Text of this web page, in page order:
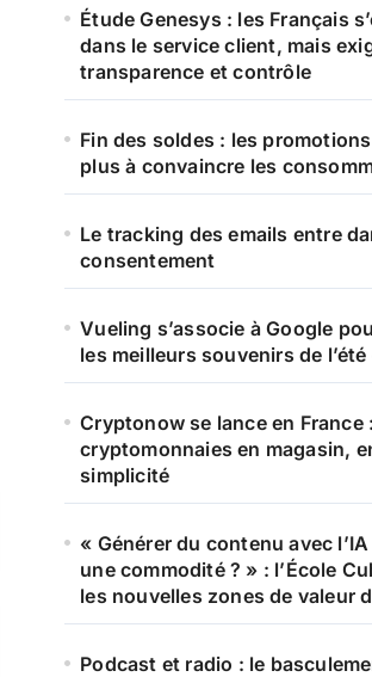
Étude Genesys : les Français
dans le service client, mais
transparence et contrôle
Fin des soldes : les
plus à convaincre les
Le tracking des emails entre
consentement
Vueling s’associe à Google
les meilleurs souvenirs de l’été
Cryptonow se lance en France
cryptomonnaies en magasin,
simplicité
« Générer du contenu avec
une commodité ? » : l’École
les nouvelles zones de valeur
Podcast et radio : le